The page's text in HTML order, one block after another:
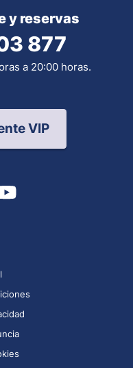
y reservas
877
a 20:00 horas.
VIP